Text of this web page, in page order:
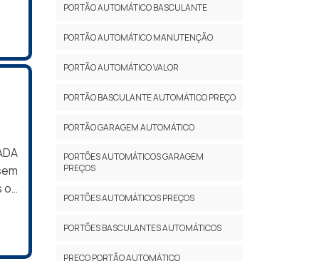
à
os
PORTÃO AUTOMÁTICO BASCULANTE
PORTÃO AUTOMÁTICO MANUTENÇÃO
PORTÃO AUTOMÁTICO VALOR
PORTÃO BASCULANTE AUTOMÁTICO PREÇO
PORTÃO GARAGEM AUTOMÁTICO
PORTÕES AUTOMÁTICOS GARAGEM
PREÇOS
PORTÕES AUTOMÁTICOS PREÇOS
PORTÕES BASCULANTES AUTOMÁTICOS
PREÇO PORTÃO AUTOMÁTICO